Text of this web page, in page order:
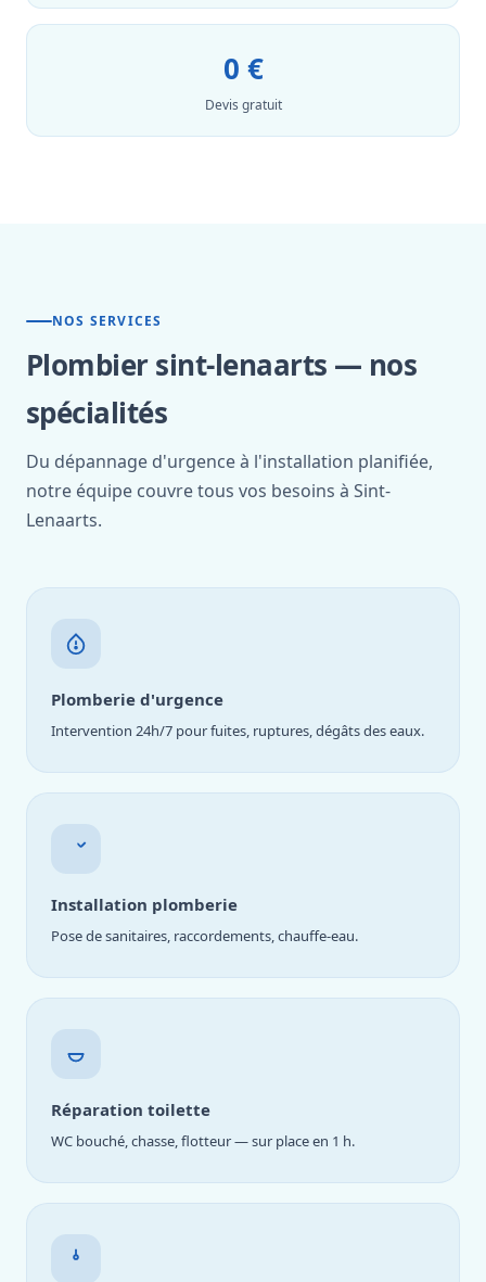
0 €
Devis gratuit
NOS SERVICES
Plombier sint-lenaarts — nos
spécialités
Du dépannage d'urgence à l'installation planifiée,
notre équipe couvre tous vos besoins à Sint-
Lenaarts.
Plomberie d'urgence
Intervention 24h/7 pour fuites, ruptures, dégâts des eaux.
Installation plomberie
Pose de sanitaires, raccordements, chauffe-eau.
Réparation toilette
WC bouché, chasse, flotteur — sur place en 1 h.